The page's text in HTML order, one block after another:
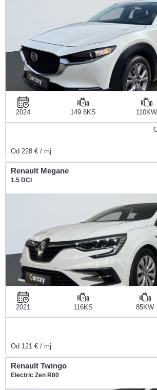
2024 149.6KS 110KW
Od 228 € / mj
Renault Megane
1.5 DCI
2021 116KS 85KW
Od 121 € / mj
Renault Twingo
Electric Zen R80